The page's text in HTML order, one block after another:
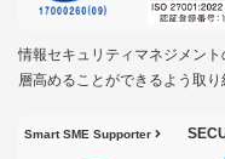
情報セキュリティマネジメン
層高めることができるよう取り
Smart SME Supporter